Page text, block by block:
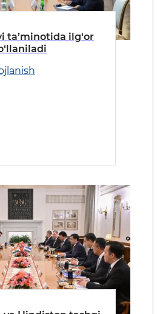
ta’minotida ilg‘or